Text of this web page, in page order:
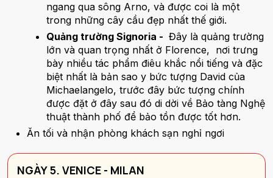
ngang qua sông Arno, và được coi là một
trong những cây cầu đẹp nhất thế giới.
Quảng trường Signoria - Đây là quảng trường
lớn và quan trọng nhất ở Florence, nơi trưng
bày nhiều tác phẩm điêu khắc nổi tiếng và đặc
biệt nhất là bản sao y bức tượng David của
Michaelangelo, trước đây bức tượng chính
được đặt ở đây sau đó di dời về Bảo tàng Nghệ
thuật thành phố để bảo tồn được tốt hơn.
Ăn tối và nhận phòng khách sạn nghỉ ngơi
NGÀY 5. VENICE - MILAN